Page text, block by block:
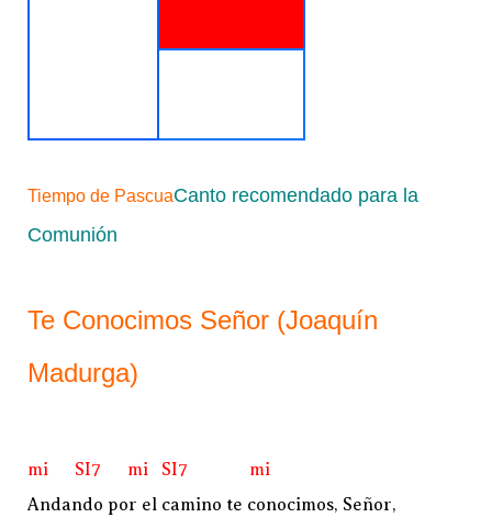
Tiempo de PascuaCanto recomendado para la
Comunión
Te Conocimos Señor (Joaquín
Madurga)
mi SI7 mi SI7 mi
Andando por el camino te conocimos, Señor,